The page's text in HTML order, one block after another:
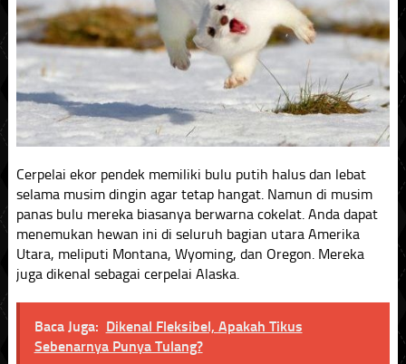
Cerpelai ekor pendek memiliki bulu putih halus dan lebat
selama musim dingin agar tetap hangat. Namun di musim
panas bulu mereka biasanya berwarna cokelat. Anda dapat
menemukan hewan ini di seluruh bagian utara Amerika
Utara, meliputi Montana, Wyoming, dan Oregon. Mereka
juga dikenal sebagai cerpelai Alaska.
Baca Juga: Dikenal Fleksibel, Apakah Tikus
Sebenarnya Punya Tulang?